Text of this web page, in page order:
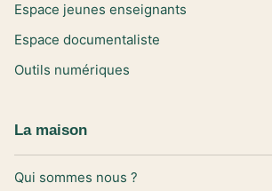
Espace jeunes enseignants
Espace documentaliste
Outils numériques
La maison
Qui sommes nous ?